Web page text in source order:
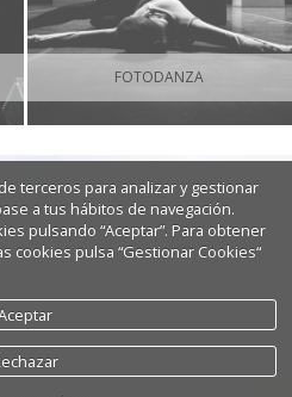
FOTODANZA
terceros para analizar y gestionar
a tus hábitos de navegación.
pulsando “Aceptar”. Para obtener
cookies pulsa “Gestionar Cookies“